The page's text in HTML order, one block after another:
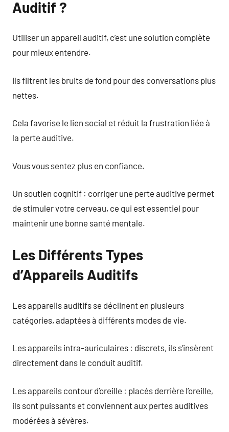
Auditif ?
Utiliser un appareil auditif, c’est une solution complète
pour mieux entendre.
Ils filtrent les bruits de fond pour des conversations plus
nettes.
Cela favorise le lien social et réduit la frustration liée à
la perte auditive.
Vous vous sentez plus en confiance.
Un soutien cognitif : corriger une perte auditive permet
de stimuler votre cerveau, ce qui est essentiel pour
maintenir une bonne santé mentale.
Les Différents Types
d’Appareils Auditifs
Les appareils auditifs se déclinent en plusieurs
catégories, adaptées à différents modes de vie.
Les appareils intra-auriculaires : discrets, ils s’insèrent
directement dans le conduit auditif.
Les appareils contour d’oreille : placés derrière l’oreille,
ils sont puissants et conviennent aux pertes auditives
modérées à sévères.